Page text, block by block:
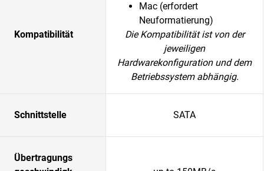
Kompatibilität
Mac (erfordert
Neuformatierung)
Die Kompatibilität ist von der
jeweiligen
Hardwarekonfiguration und dem
Betriebssystem abhängig.
Schnittstelle SATA
Übertragungs